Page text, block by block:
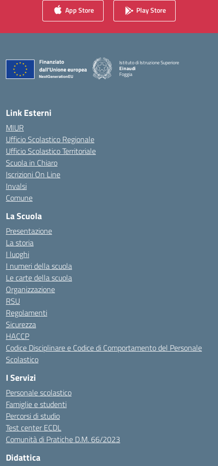
App Store Play Store
Istituto di Istruzione Superiore
Einaudi
Foggia
— Visita la pagina iniziale della scuola
Link Esterni
MIUR
Ufficio Scolastico Regionale
Ufficio Scolastico Territoriale
Scuola in Chiaro
Iscrizioni On Line
Invalsi
Comune
La Scuola
Presentazione
La storia
I luoghi
I numeri della scuola
Le carte della scuola
Organizzazione
RSU
Regolamenti
Sicurezza
HACCP
Codice Disciplinare e Codice di Comportamento del Personale
Scolastico
I Servizi
Personale scolastico
Famiglie e studenti
Percorsi di studio
Test center ECDL
Comunità di Pratiche D.M. 66/2023
Didattica